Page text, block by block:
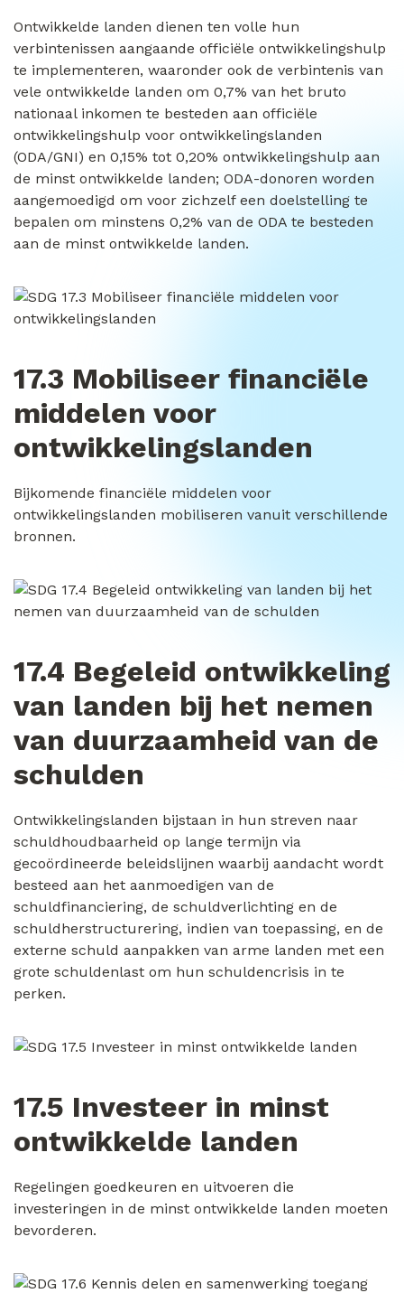
Ontwikkelde landen dienen ten volle hun
verbintenissen aangaande officiële ontwikkelingshulp
te implementeren, waaronder ook de verbintenis van
vele ontwikkelde landen om 0,7% van het bruto
nationaal inkomen te besteden aan officiële
ontwikkelingshulp voor ontwikkelingslanden
(ODA/GNI) en 0,15% tot 0,20% ontwikkelingshulp aan
de minst ontwikkelde landen; ODA-donoren worden
aangemoedigd om voor zichzelf een doelstelling te
bepalen om minstens 0,2% van de ODA te besteden
aan de minst ontwikkelde landen.
17.3 Mobiliseer financiële
middelen voor
ontwikkelingslanden
Bijkomende financiële middelen voor
ontwikkelingslanden mobiliseren vanuit verschillende
bronnen.
17.4 Begeleid ontwikkeling
van landen bij het nemen
van duurzaamheid van de
schulden
Ontwikkelingslanden bijstaan in hun streven naar
schuldhoudbaarheid op lange termijn via
gecoördineerde beleidslijnen waarbij aandacht wordt
besteed aan het aanmoedigen van de
schuldfinanciering, de schuldverlichting en de
schuldherstructurering, indien van toepassing, en de
externe schuld aanpakken van arme landen met een
grote schuldenlast om hun schuldencrisis in te
perken.
17.5 Investeer in minst
ontwikkelde landen
Regelingen goedkeuren en uitvoeren die
investeringen in de minst ontwikkelde landen moeten
bevorderen.